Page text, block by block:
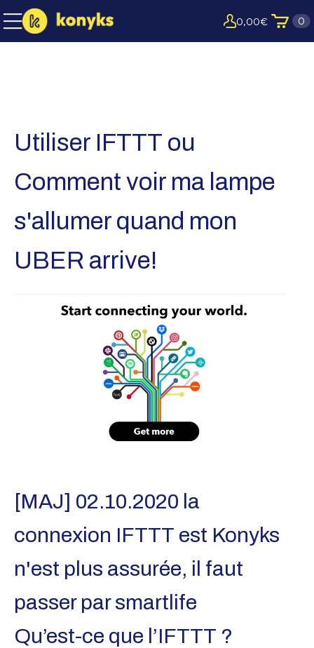
0,00€ 0
Utiliser IFTTT ou
Comment voir ma lampe
s'allumer quand mon
UBER arrive!
[MAJ] 02.10.2020 la
connexion IFTTT est Konyks
n'est plus assurée, il faut
passer par smartlife
Qu’est-ce que l’IFTTT ?